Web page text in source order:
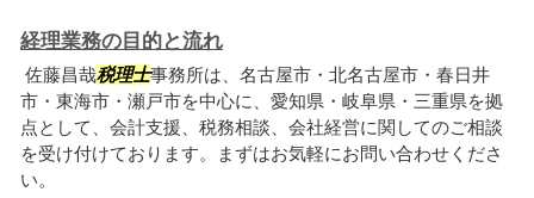
経理業務の目的と流れ
佐藤昌哉税理士事務所は、名古屋市・北名古屋市・春日井
市・東海市・瀬戸市を中心に、愛知県・岐阜県・三重県を拠
点として、会計支援、税務相談、会社経営に関してのご相談
を受け付けております。まずはお気軽にお問い合わせくださ
い。